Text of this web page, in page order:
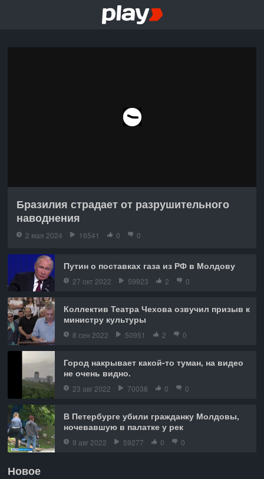
Бразилия страдает от разрушительного
наводнения
2 мая 2024 16541 0 0
Путин о поставках газа из РФ в Молдову
27 окт 2022 59923 2 0
Коллектив Театра Чехова озвучил призыв к
министру культуры
8 сен 2022 50951 2 0
Город накрывает какой-то туман, на видео
не очень видно.
23 авг 2022 70038 0 0
В Петербурге убили гражданку Молдовы,
ночевавшую в палатке у рек
9 авг 2022 59277 0 0
Новое